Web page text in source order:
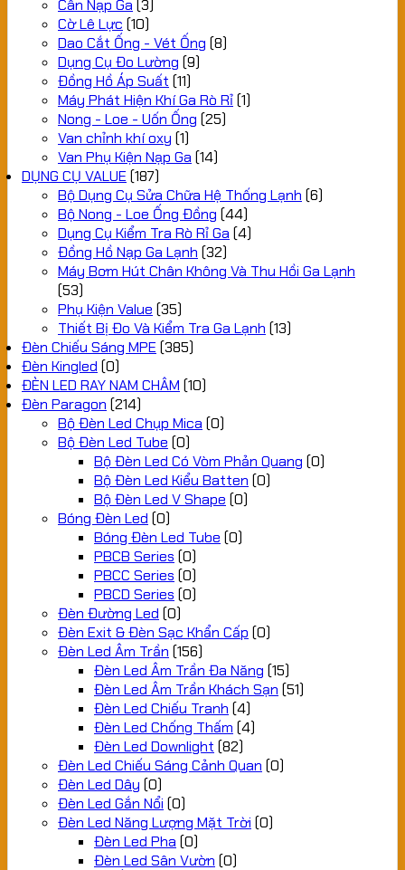
Cân Nạp Ga (3)
Cờ Lê Lực (10)
Dao Cắt Ống - Vét Ống (8)
Dụng Cụ Đo Lường (9)
Đồng Hồ Áp Suất (11)
Máy Phát Hiện Khí Ga Rò Rỉ(1)
Nong - Loe - Uốn Ống (25)
Van chỉnh khí oxy (1)
Van Phụ Kiện Nạp Ga (14)
DỤNG CỤ VALUE (187)
Bộ Dụng Cụ Sửa Chữa Hệ Thống Lạnh (6)
Bộ Nong - Loe Ống Đồng (44)
Dụng Cụ Kiểm Tra Rò Rỉ Ga (4)
Đồng Hồ Nạp Ga Lạnh (32)
Máy Bơm Hút Chân Không Và Thu Hồi Ga Lạnh
(53)
Phụ Kiện Value (35)
Thiết Bị Đo Và Kiểm Tra Ga Lạnh (13)
Đèn Chiếu Sáng MPE (385)
Đèn Kingled (0)
ĐÈN LED RAY NAM CHÂM (10)
Đèn Paragon (214)
Bộ Đèn Led Chụp Mica (0)
Bộ Đèn Led Tube (0)
Bộ Đèn Led Có Vòm Phản Quang (0)
Bộ Đèn Led Kiểu Batten (0)
Bộ Đèn Led V Shape (0)
Bóng Đèn Led (0)
Bóng Đèn Led Tube (0)
PBCB Series (0)
PBCC Series (0)
PBCD Series (0)
Đèn Đường Led (0)
Đèn Exit & Đèn Sạc Khẩn Cấp (0)
Đèn Led Âm Trần (156)
Đèn Led Âm Trần Đa Năng (15)
Đèn Led Âm Trần Khách Sạn (51)
Đèn Led Chiếu Tranh (4)
Đèn Led Chống Thấm (4)
Đèn Led Downlight (82)
Đèn Led Chiếu Sáng Cảnh Quan (0)
Đèn Led Dây (0)
Đèn Led Gắn Nổi (0)
Đèn Led Năng Lượng Mặt Trời (0)
Đèn Led Pha (0)
Đèn Led Sân Vườn (0)